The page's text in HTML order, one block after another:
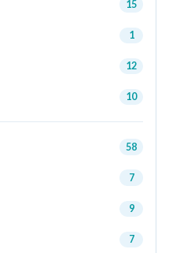
15
1
12
10
58
7
9
7